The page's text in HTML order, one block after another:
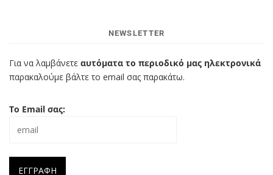
NEWSLETTER
Για να λαμβάνετε αυτόματα το περιοδικό μας ηλεκτρονικά
παρακαλούμε βάλτε το email σας παρακάτω.
Το Email σας: